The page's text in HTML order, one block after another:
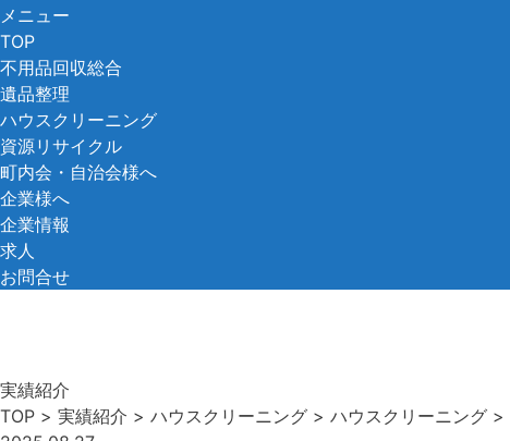
コ
ン
テ
ン
ツ
へ
ス
キ
ッ
プ
メニュー
TOP
不用品回収総合
遺品整理
ハウスクリーニング
資源リサイクル
町内会・自治会様へ
企業様へ
企業情報
求人
お問合せ
実績紹介
TOP > 実績紹介 > ハウスクリーニング > ハウスクリーニング >